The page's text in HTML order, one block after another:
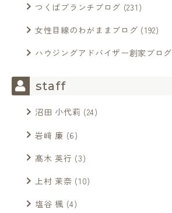
つくばブランチブログ (231)
女性目線のわがままブログ (192)
ハウジングアドバイザー創家ブログ
staff
沼田 小代莉 (24)
岩﨑 廉 (6)
髙木 英行 (3)
上村 茉奈 (10)
塩谷 楓 (4)